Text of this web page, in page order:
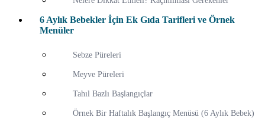
6 Aylık Bebekler İçin Ek Gıda Tarifleri ve Örnek
Menüler
Sebze Püreleri
Meyve Püreleri
Tahıl Bazlı Başlangıçlar
Örnek Bir Haftalık Başlangıç Menüsü (6 Aylık Bebek)